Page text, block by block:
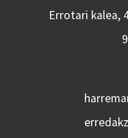
Errotari kalea,